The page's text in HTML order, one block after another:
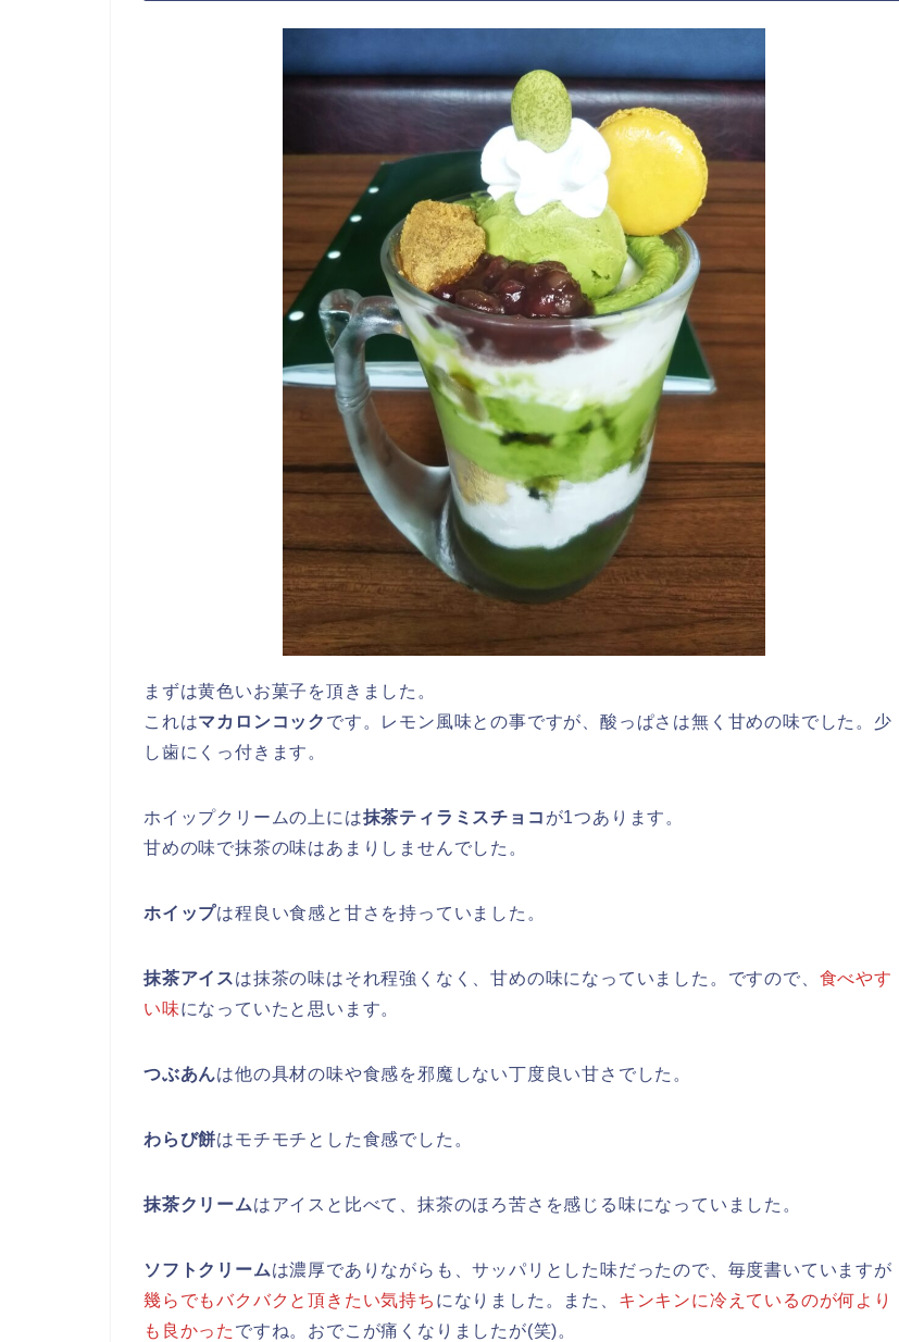
まずは黄色いお菓子を頂きました。
これはマカロンコック です。レモン風味との事ですが、酸っぱさは無く甘めの味でした。少
し歯にくっ付きます。
ホイップクリームの上には抹茶ティラミスチョコ が1つあります。
甘めの味で抹茶の味はあまりしませんでした。
ホイップは程良い食感と甘さを持っていました。
抹茶アイスは抹茶の味はそれ程強くなく、甘めの味になっていました。ですので、 食べやす
い味になっていたと思います。
つぶあんは他の具材の味や食感を邪魔しない丁度良い甘さでした。
わらび餅はモチモチとした食感でした。
抹茶クリームはアイスと比べて、抹茶のほろ苦さを感じる味になっていました。
ソフトクリームは濃厚でありながらも、サッパリとした味だったので、毎度書いていますが
幾らでもバクバクと頂きたい気持ち になりました。また、 キンキンに冷えているのが何より
も良かった ですね。おでこが痛くなりましたが(笑)。